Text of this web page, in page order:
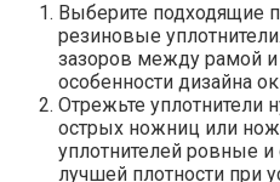
Выберите подходящие
резиновые
зазоров между рамой и
особенности дизайна
Отрежьте
острых ножниц или
уплотнителей ровные
лучшей плотности при